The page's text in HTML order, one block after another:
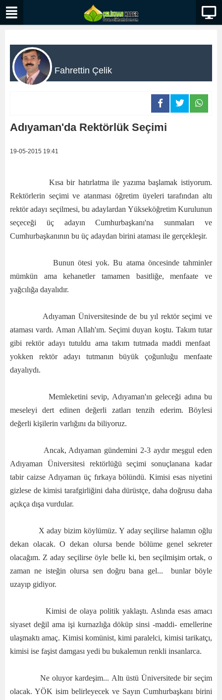
Fahrettin Çelik
Adıyaman'da Rektörlük Seçimi
19-05-2015 19:41
Kısa bir hatırlatma ile yazıma başlamak istiyorum.
Rektörlerin seçimi ve atanması öğretim üyeleri tarafından altı
rektör adayı seçilmesi, bu adaylardan Yükseköğretim Kurulunun
seçeceği üç adayın Cumhurbaşkanı'na sunmaları ve
Cumhurbaşkanının bu üç adaydan birini ataması ile gerçekleşir.
Bunun ötesi yok. Bu atama öncesinde tahminler
mümkün ama kehanetler tamamen basitliğe, menfaate ve
yağcılığa dayalıdır.
Adıyaman Üniversitesinde de bu yıl rektör seçimi ve
ataması vardı. Aman Allah'ım. Seçimi duyan koştu. Takım tutar
gibi rektör adayı tutuldu ama takım tutmada maddi menfaat
yokken rektör adayı tutmanın büyük çoğunluğu menfaate
dayalıydı.
Memleketini sevip, Adıyaman'ın geleceği adına bu
meseleyi dert edinen değerli zatları tenzih ederim. Böylesi
değerli kişilerin varlığını da biliyoruz.
Ancak, Adıyaman gündemini 2-3 aydır meşgul eden
Adıyaman Üniversitesi rektörlüğü seçimi sonuçlanana kadar
tabir caizse Adıyaman üç fırkaya bölündü. Kimisi esas niyetini
gizlese de kimisi tarafgirliğini daha dürüstçe, daha doğrusu daha
açıkça dışa vurdular.
X aday bizim köylümüz. Y aday seçilirse halamın oğlu
dekan olacak. O dekan olursa bende bölüme genel sekreter
olacağım. Z aday seçilirse öyle belle ki, ben seçilmişim ortak, o
zaman ne isteğin olursa sen doğru bana gel... bunlar böyle
uzayıp gidiyor.
Kimisi de olaya politik yaklaştı. Aslında esas amacı
siyaset değil ama işi kurnazlığa döküp sinsi -maddi- emellerine
ulaşmaktı amaç. Kimisi komünist, kimi paralelci, kimisi tarikatçı,
kimisi ise faşist damgası yedi bu bukalemun renkli insanlarca.
Ne oluyor kardeşim... Altı üstü Üniversitede bir seçim
olacak. YÖK isim belirleyecek ve Sayın Cumhurbaşkanı birini